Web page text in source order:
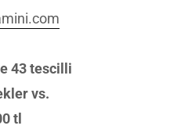
43 tescilli
vs.
tl